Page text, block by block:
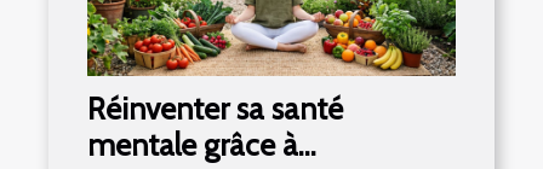
Réinventer sa santé
mentale grâce à